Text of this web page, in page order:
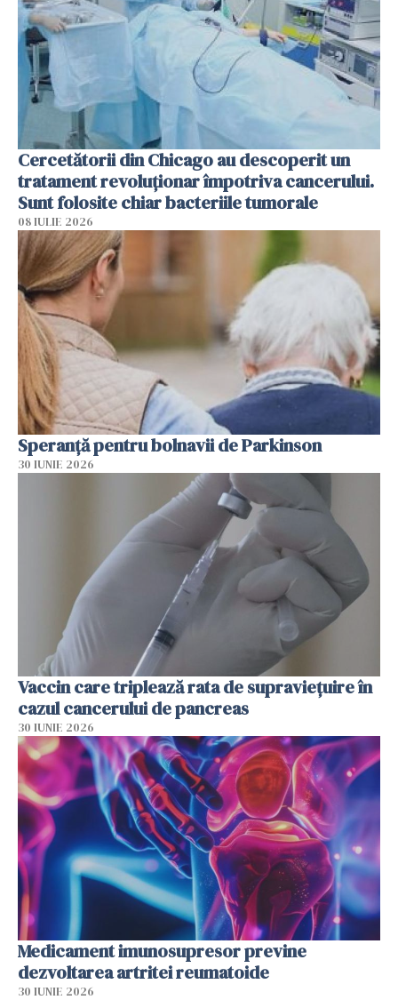
Cercetătorii din Chicago au descoperit un
tratament revoluționar împotriva cancerului.
Sunt folosite chiar bacteriile tumorale
08 IULIE 2026
Speranță pentru bolnavii de Parkinson
30 IUNIE 2026
Vaccin care triplează rata de supraviețuire în
cazul cancerului de pancreas
30 IUNIE 2026
Medicament imunosupresor previne
dezvoltarea artritei reumatoide
30 IUNIE 2026